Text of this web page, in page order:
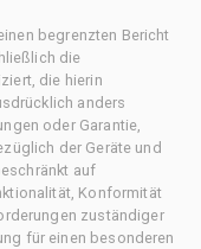
begrenzten Bericht
die
die hierin
anders
oder Garantie,
der Geräte und
auf
Konformität
zuständiger
für einen besonderen